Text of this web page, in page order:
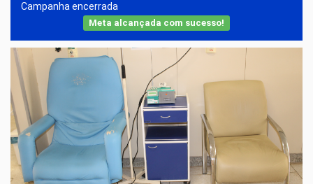
Campanha encerrada
Meta alcançada com sucesso!